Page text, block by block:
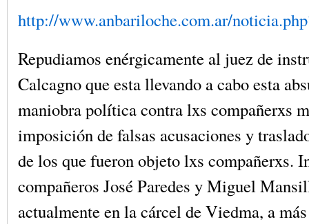
http://www.anbariloche.com.ar/
Repudiamos enérgicamente al juez de
Calcagno que esta llevando a cabo esta
maniobra política contra lxs compañerxs
imposición de falsas acusaciones y
de los que fueron objeto lxs compañerxs.
compañeros José Paredes y Miguel
actualmente en la cárcel de Viedma, a